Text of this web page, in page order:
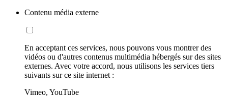
Contenu média externe
En acceptant ces services, nous pouvons vous montrer des
vidéos ou d'autres contenus multimédia hébergés sur des sites
externes. Avec votre accord, nous utilisons les services tiers
suivants sur ce site internet :
Vimeo, YouTube